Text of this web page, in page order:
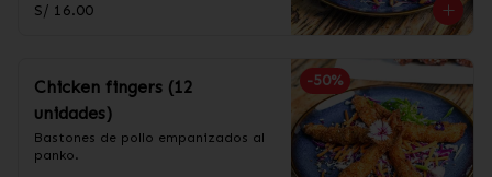
S/ 16.00
-50%
Chicken fingers (12
unidades)
Bastones de pollo empanizados al
panko.